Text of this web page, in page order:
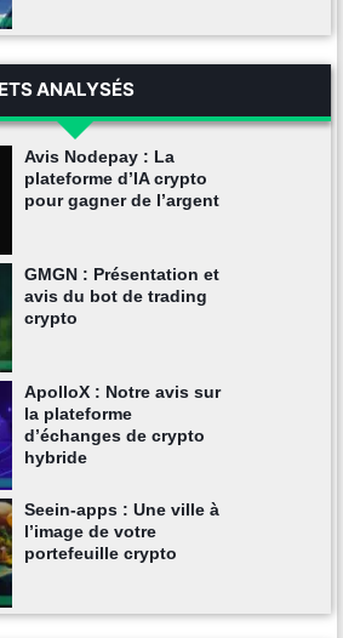
ANALYSÉS
Avis Nodepay : La
plateforme d’IA crypto
pour gagner de l’argent
GMGN : Présentation et
avis du bot de trading
crypto
ApolloX : Notre avis sur
la plateforme
d’échanges de crypto
hybride
Seein-apps : Une ville à
l’image de votre
portefeuille crypto